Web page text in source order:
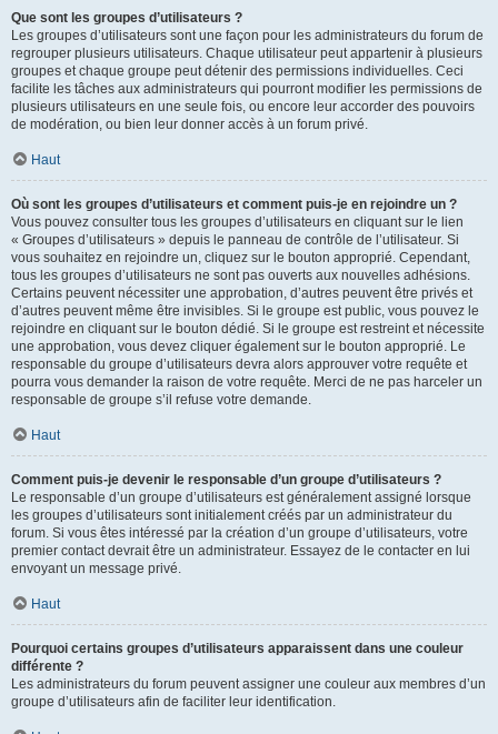
Que sont les groupes d’utilisateurs ?
Les groupes d’utilisateurs sont une façon pour les administrateurs du forum de
regrouper plusieurs utilisateurs. Chaque utilisateur peut appartenir à plusieurs
groupes et chaque groupe peut détenir des permissions individuelles. Ceci
facilite les tâches aux administrateurs qui pourront modifier les permissions de
plusieurs utilisateurs en une seule fois, ou encore leur accorder des pouvoirs
de modération, ou bien leur donner accès à un forum privé.
Haut
Où sont les groupes d’utilisateurs et comment puis-je en rejoindre un ?
Vous pouvez consulter tous les groupes d’utilisateurs en cliquant sur le lien
« Groupes d’utilisateurs » depuis le panneau de contrôle de l’utilisateur. Si
vous souhaitez en rejoindre un, cliquez sur le bouton approprié. Cependant,
tous les groupes d’utilisateurs ne sont pas ouverts aux nouvelles adhésions.
Certains peuvent nécessiter une approbation, d’autres peuvent être privés et
d’autres peuvent même être invisibles. Si le groupe est public, vous pouvez le
rejoindre en cliquant sur le bouton dédié. Si le groupe est restreint et nécessite
une approbation, vous devez cliquer également sur le bouton approprié. Le
responsable du groupe d’utilisateurs devra alors approuver votre requête et
pourra vous demander la raison de votre requête. Merci de ne pas harceler un
responsable de groupe s’il refuse votre demande.
Haut
Comment puis-je devenir le responsable d’un groupe d’utilisateurs ?
Le responsable d’un groupe d’utilisateurs est généralement assigné lorsque
les groupes d’utilisateurs sont initialement créés par un administrateur du
forum. Si vous êtes intéressé par la création d’un groupe d’utilisateurs, votre
premier contact devrait être un administrateur. Essayez de le contacter en lui
envoyant un message privé.
Haut
Pourquoi certains groupes d’utilisateurs apparaissent dans une couleur
différente ?
Les administrateurs du forum peuvent assigner une couleur aux membres d’un
groupe d’utilisateurs afin de faciliter leur identification.